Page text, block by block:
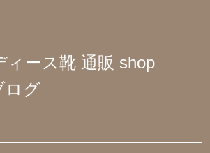
ィース靴 通販 shop
ログ